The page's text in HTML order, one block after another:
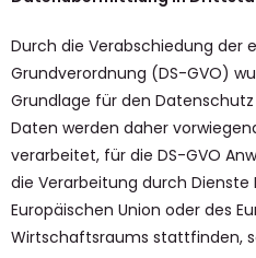
Durch die Verabschiedung der
Grundverordnung (DS-GVO)
Grundlage für den
Daten werden daher
verarbeitet, für die DS-GVO
die Verarbeitung durch
Europäischen Union oder des
Wirtschaftsraums stattfinden,